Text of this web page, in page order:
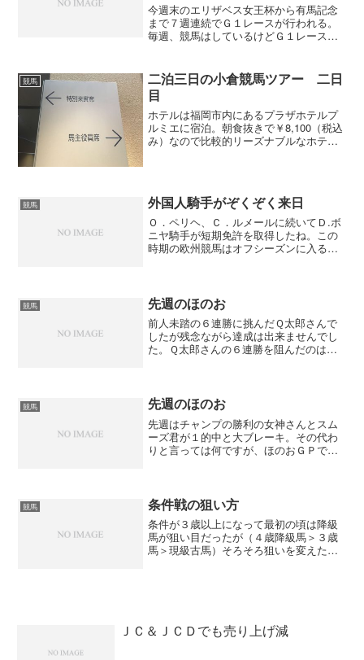
今週末のエリザベス女王杯から有馬記念
まで７週連続でＧ１レースが行われる。
毎週、競馬はしているけどＧ１レースは
ている。だって、お祭りの様な雰囲気が
あって楽しいからね。 2...
競馬
二泊三日の小倉競馬ツアー 二日
目
ホテルは福岡市内にあるプラザホテルプ
ルミエに宿泊。朝食抜きで￥8,100（税込
み）なので比較的リーズナブルなホテ
ンのバイキング...
競馬 外国人騎手がぞくぞく来日
Ｏ．ペリヘ、Ｃ．ルメールに続いてＤ.ボ
ニヤ騎手が短期免許を取得したね。この
時期の欧州競馬はオフシーズンに入るけ
ルとＧ１が立て続けに行わ...
競馬 先週のほのお
前人未踏の６連勝に挑んだＱ太郎さんで
したが残念ながら達成は出来ませんでし
た。Ｑ太郎さんの６連勝を阻んだのは桃
っているのでほのおでの狙い...
競馬 先週のほのお
先週はチャンプの勝利の女神さんとスム
ーズ君が１的中と大ブレーキ。その代わ
りと言っては何ですが、ほのおＧＰで好
今週も頑張ってもらいたい...
競馬 条件戦の狙い方
条件が３歳以上になって最初の頃は降級
馬が狙い目だったが（４歳降級馬＞３歳
馬＞現級古馬）そろそろ狙いを変えた方
ＪＣ＆ＪＣＤでも売り上げ減